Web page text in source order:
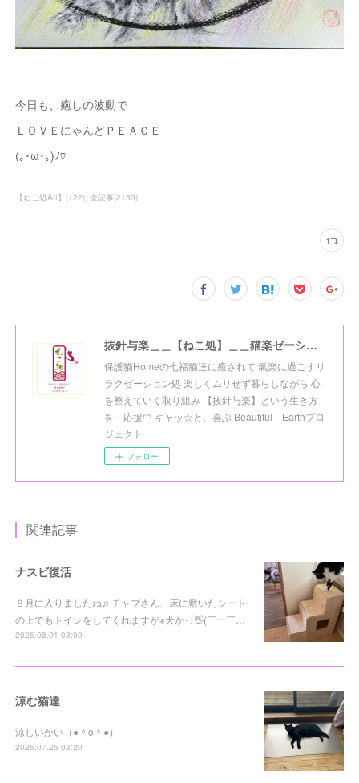
今日も、癒しの波動で
ＬＯＶＥにゃんどＰＥＡＣＥ
(｡･ω･｡)ﾉ♡
【ねこ処Art】 (122) 全記事(2150)
抜針与楽＿＿【ねこ処】＿＿猫楽ゼーションHome☆
保護猫Homeの七福猫達に癒されて 氣楽に過ごすリ
ラクゼーション処 楽しくムリせず暮らしながら 心
を整えていく取り組み 【抜針与楽】という生き方
を 応援中 キャッ☆と、喜ぶ Beautiful Earthプロ
ジェクト
フォロー
関連記事
ナスビ復活
８月に入りましたね♬チャプさん、床に敷いたシート
の上でもトイレをしてくれますが※犬かっ👋(￣ー￣…
2026.08.01 03:00
涼む猫達
涼しいかい（●＾o＾●）
2026.07.25 03:20